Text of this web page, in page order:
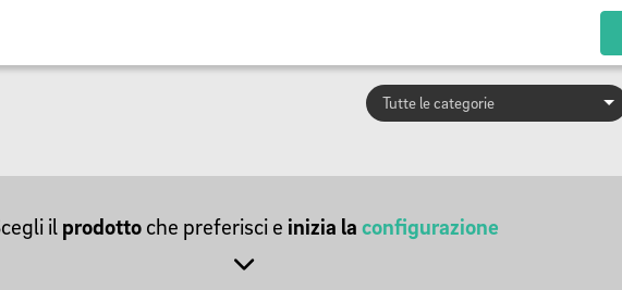
il prodotto che preferisci e inizia la configurazione